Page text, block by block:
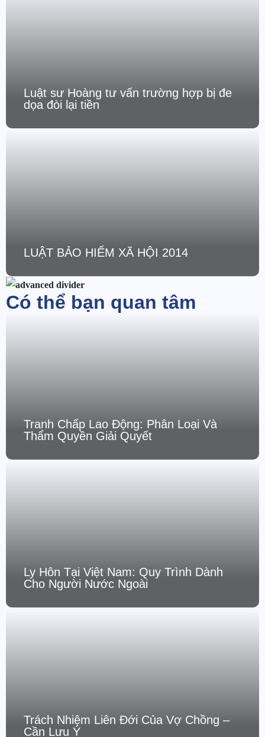
Luật sư Hoàng tư vấn trường hợp bị đe
dọa đòi lại tiền
LUẬT BẢO HIỂM XÃ HỘI 2014
Có thể bạn quan tâm
Tranh Chấp Lao Động: Phân Loại Và
Thẩm Quyền Giải Quyết
Ly Hôn Tại Việt Nam: Quy Trình Dành
Cho Người Nước Ngoài
Trách Nhiệm Liên Đới Của Vợ Chồng –
Cần Lưu Ý